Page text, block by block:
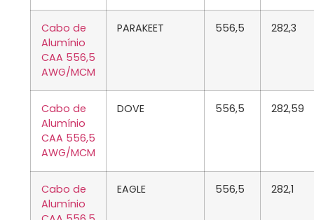
Cabo de
Alumínio
CAA 556,5
AWG/MCM
PARAKEET 556,5 282,3
Cabo de
Alumínio
CAA 556,5
AWG/MCM
DOVE 556,5 282,59
Cabo de
Alumínio
EAGLE 556,5 282,1